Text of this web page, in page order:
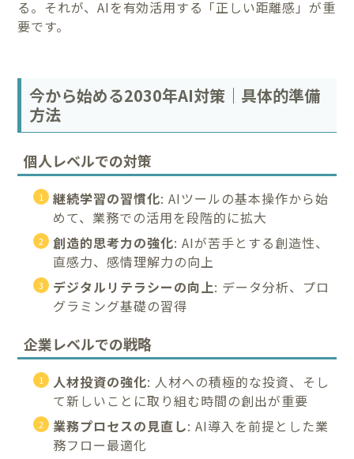
る。それが、AIを有効活用する「正しい距離感」が重
要です。
今から始める2030年AI対策｜具体的準備
方法
個人レベルでの対策
継続学習の習慣化: AIツールの基本操作から始
めて、業務での活用を段階的に拡大
創造的思考力の強化: AIが苦手とする創造性、
直感力、感情理解力の向上
デジタルリテラシーの向上: データ分析、プロ
グラミング基礎の習得
企業レベルでの戦略
人材投資の強化: 人材への積極的な投資、そし
て新しいことに取り組む時間の創出が重要
業務プロセスの見直し: AI導入を前提とした業
務フロー最適化